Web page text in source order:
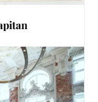
Sammlung